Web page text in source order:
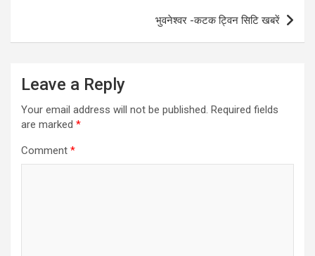
भुवनेश्वर -कटक ट्विन सिटि खबरें
Leave a Reply
Your email address will not be published. Required fields
are marked *
Comment *